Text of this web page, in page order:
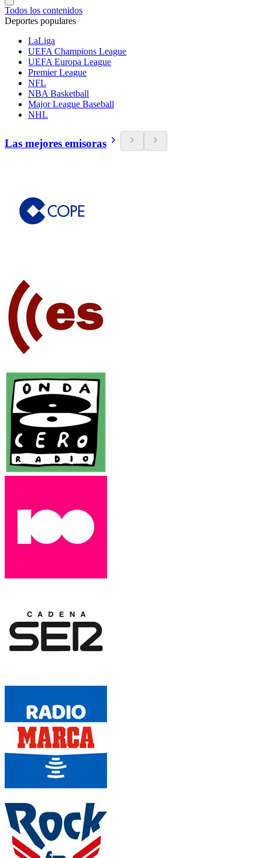
Todos los contenidos
Deportes populares
LaLiga
UEFA Champions League
UEFA Europa League
Premier League
NFL
NBA Basketball
Major League Baseball
NHL
Las mejores emisoras